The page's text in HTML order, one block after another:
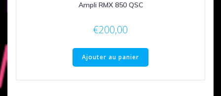
Ampli RMX 850 QSC
€200,00
Ajouter au panier